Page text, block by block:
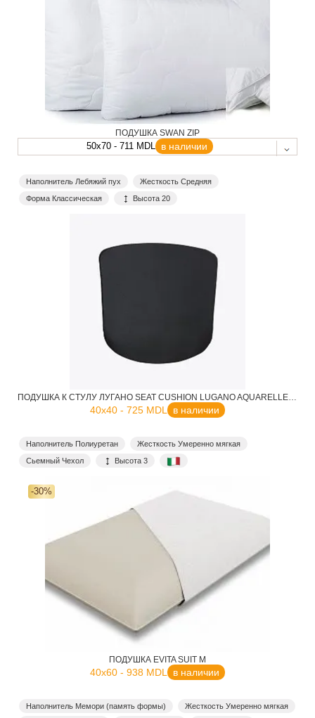
ПОДУШКА SWAN ZIP
50x70 - 711 MDL в наличии
Наполнитель Лебяжий пух
Жесткость Средняя
Форма Классическая
Высота 20
ПОДУШКА К СТУЛУ ЛУГАНО SEAT CUSHION LUGANO AQUARELLE 39
40x40 - 725 MDL в наличии
Наполнитель Полиуретан
Жесткость Умеренно мягкая
Сьемный Чехол
Высота 3
-30%
ПОДУШКА EVITA SUIT M
40x60 - 938 MDL в наличии
Наполнитель Мемори (память формы)
Жесткость Умеренно мягкая